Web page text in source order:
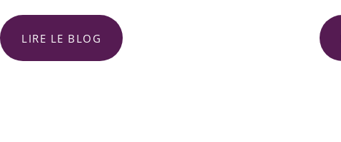
LIRE LE BLOG